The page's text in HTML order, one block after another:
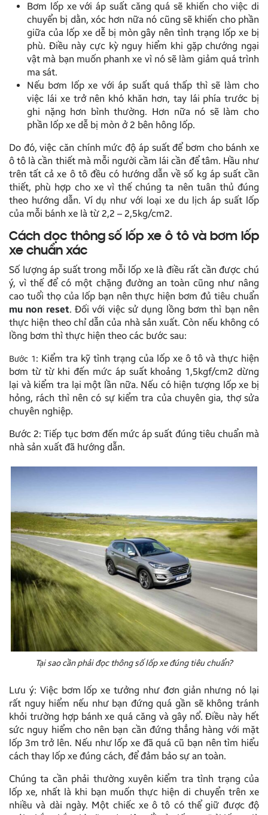
Bơm lốp xe với áp suất căng quá sẽ khiến cho việc di
chuyển bị dằn, xóc hơn nữa nó cũng sẽ khiến cho phần
giữa của lốp xe dễ bị mòn gây nên tình trạng lốp xe bị
phù. Điều này cực kỳ nguy hiểm khi gặp chướng ngại
vật mà bạn muốn phanh xe vì nó sẽ làm giảm quá trình
ma sát.
Nếu bơm lốp xe với áp suất quá thấp thì sẽ làm cho
việc lái xe trở nên khó khăn hơn, tay lái phía trước bị
ghi nặng hơn bình thường. Hơn nữa nó sẽ làm cho
phần lốp xe dễ bị mòn ở 2 bên hông lốp.
Do đó, việc căn chính mức độ áp suất để bơm cho bánh xe
ô tô là cần thiết mà mỗi người cầm lái cần để tâm. Hầu như
trên tất cả xe ô tô đều có hướng dẫn về số kg áp suất cần
thiết, phù hợp cho xe vì thế chúng ta nên tuân thủ đúng
theo hướng dẫn. Ví dụ như với loại xe du lịch áp suất lốp
của mỗi bánh xe là từ 2,2 – 2,5kg/cm2.
Cách đọc thông số lốp xe ô tô và bơm lốp
xe chuẩn xác
Số lượng áp suất trong mỗi lốp xe là điều rất cần được chú
ý, vì thế để có một chặng đường an toàn cũng như nâng
cao tuổi thọ của lốp bạn nên thực hiện bơm đủ tiêu chuẩn
mu non reset. Đối với việc sử dụng lồng bơm thì bạn nên
thực hiện theo chỉ dẫn của nhà sản xuất. Còn nếu không có
lồng bơm thì thực hiện theo các bước sau:
Bước 1: Kiểm tra kỹ tình trạng của lốp xe ô tô và thực hiện
bơm từ từ khi đến mức áp suất khoảng 1,5kgf/cm2 dừng
lại và kiểm tra lại một lần nữa. Nếu có hiện tượng lốp xe bị
hỏng, rách thì nên có sự kiểm tra của chuyên gia, thợ sửa
chuyên nghiệp.
Bước 2: Tiếp tục bơm đến mức áp suất đúng tiêu chuẩn mà
nhà sản xuất đã hướng dẫn.
Tại sao cần phải đọc thông số lốp xe đúng tiêu chuẩn?
Lưu ý: Việc bơm lốp xe tưởng như đơn giản nhưng nó lại
rất nguy hiểm nếu như bạn đứng quá gần sẽ không tránh
khỏi trường hợp bánh xe quá căng và gây nổ. Điều này hết
sức nguy hiểm cho nên bạn cần đứng thẳng hàng với mặt
lốp 3m trở lên. Nếu như lốp xe đã quá cũ bạn nên tìm hiểu
cách thay lốp xe đúng cách, để đảm bảo sự an toàn.
Chúng ta cần phải thường xuyên kiểm tra tình trạng của
lốp xe, nhất là khi bạn muốn thực hiện di chuyển trên xe
nhiều và dài ngày. Một chiếc xe ô tô có thể giữ được độ